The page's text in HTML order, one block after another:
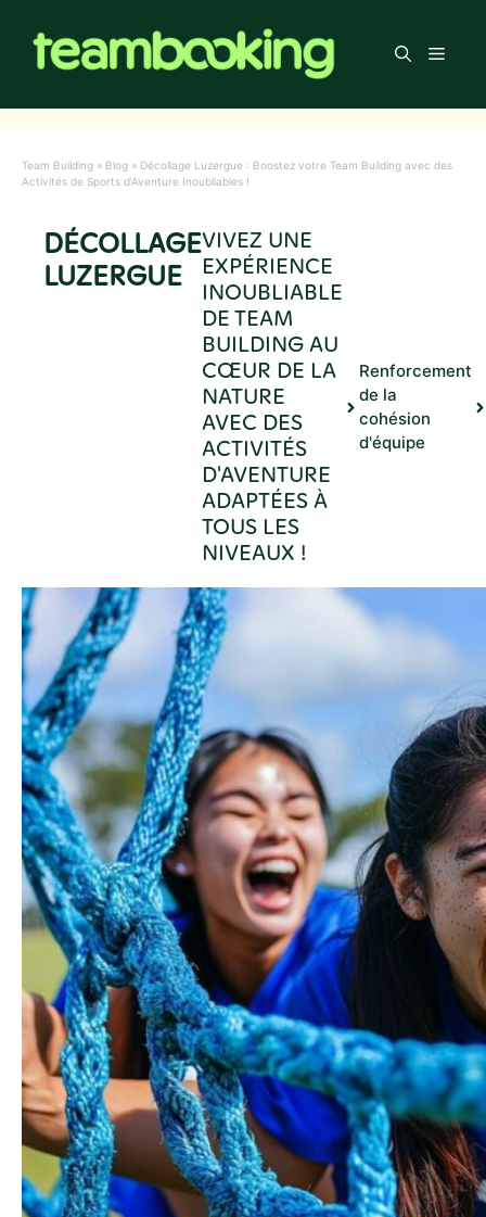
contenu
Menu
Team Building » Blog » Décollage Luzergue : Boostez votre Team Building avec des
Activités de Sports d’Aventure Inoubliables !
DÉCOLLAGE
LUZERGUE
VIVEZ UNE
EXPÉRIENCE
INOUBLIABLE
DE TEAM
BUILDING AU
CŒUR DE LA
NATURE
AVEC DES
ACTIVITÉS
D'AVENTURE
ADAPTÉES À
TOUS LES
NIVEAUX !
Renforcement
de la
cohésion
d'équipe